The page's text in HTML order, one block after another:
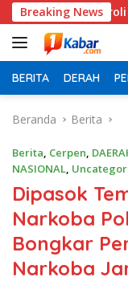
Langsung
ke
konten
Breaking News
KRYD Jaga
BERITA DERAH
Beranda Berita
Berita, Cerpen,
NASIONAL,
Dipasok
Narkoba
Bongkar
Narkoba